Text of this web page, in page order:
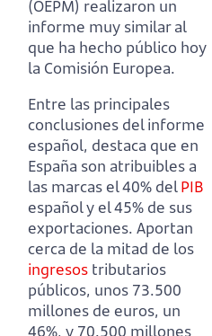
(OEPM) realizaron un
informe muy similar al
que ha hecho público hoy
la Comisión Europea.
Entre las principales
conclusiones del informe
español, destaca que en
España son atribuibles a
las marcas el 40% delPIB
español y el 45% de sus
exportaciones. Aportan
cerca de la mitad de los
ingresos tributarios
públicos, unos 73.500
millones de euros, un
46%, y 70.500 millones